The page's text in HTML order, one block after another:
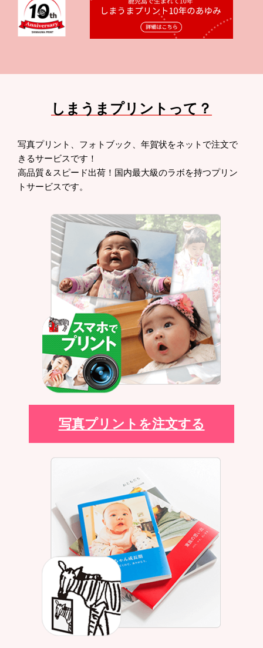
しまうまプリントって？
写真プリント、フォトブック、年賀状をネットで注文で
きるサービスです！
高品質＆スピード出荷！国内最大級のラボを持つプリン
トサービスです。
写真プリントを注文する